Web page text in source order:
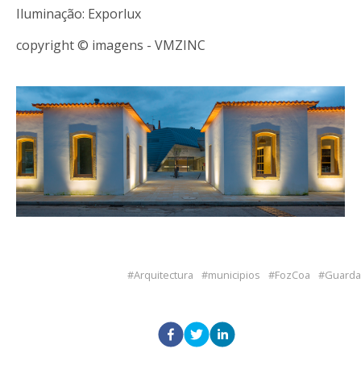
Iluminação: Exporlux
copyright © imagens - VMZINC
Arquitectura municipios FozCoa Guarda